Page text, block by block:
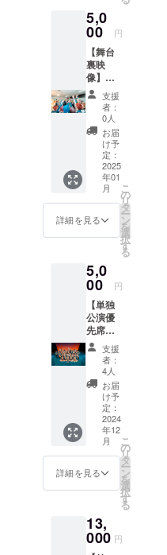
い。メ
ンバー
の名前
は公式
Instagr
amに記
載され
ている
ため、
ご参照
くださ
い。 ※
お礼の
動画に
ついて
収録時
間:30
秒〜1分
メール
にURL
を記載
しま
す。
届けし
ます！
※サイズ
は
S,M,L,X
Lから、
カラー
は白と
黒から
お選び
いただ
けま
す。 ※
デザイ
ンは後
日公開
となり
どをご
参照く
ださ
い。
5,0
00 円
【舞台
裏映
像】
「MAX
ON THE
STAGE
2024」
に向け
ての練
習風
景、舞
台袖風
景、リ
ハ風景
などの
舞台裏
お送り
しま
す！普
段見ら
れない
MAXON
Sメン
バーの
裏の顔
が見ら
れるか
も！？
※YouTu
beにて
限定公
開させ
ていた
アドレ
スのご
記入を
支援
者：
0人
お届
け予
定：
2025
年01
月
詳細を見る
こ
の
リ
タ
ー
ン
を
選
択
す
る
5,0
00 円
【単独
公演優
先席確
保】
「MAX
ON THE
STAGE
2024」
にて、
前列左
右ブ
ロック
の席を
確保さ
せてい
ただき
※このリ
ターン
とは別
支援
者：
4人
お届
け予
定：
2024
年12
月
詳細を見る
こ
の
リ
タ
ー
ン
を
選
択
す
る
13,
000 円